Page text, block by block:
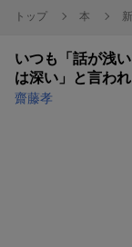
トップ 本
いつも「話が浅
は深い」と言わ
齋藤孝